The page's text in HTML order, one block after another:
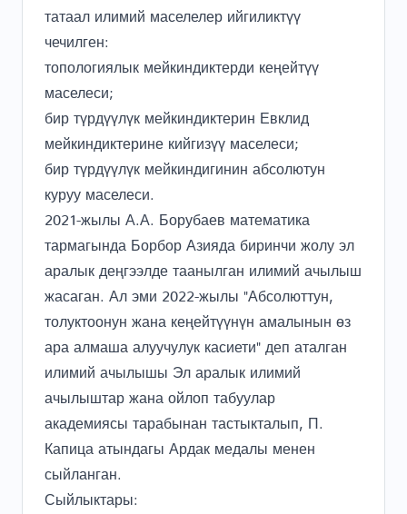
татаал илимий маселелер ийгиликтүү
чечилген:
топологиялык мейкиндиктерди кеңейтүү
маселеси;
бир түрдүүлүк мейкиндиктерин Евклид
мейкиндиктерине кийгизүү маселеси;
бир түрдүүлүк мейкиндигинин абсолютун
куруу маселеси.
2021-жылы А.А. Борубаев математика
тармагында Борбор Азияда биринчи жолу эл
аралык деңгээлде таанылган илимий ачылыш
жасаган. Ал эми 2022-жылы "Абсолюттун,
толуктоонун жана кеңейтүүнүн амалынын өз
ара алмаша алуучулук касиети" деп аталган
илимий ачылышы Эл аралык илимий
ачылыштар жана ойлоп табуулар
академиясы тарабынан тастыкталып, П.
Капица атындагы Ардак медалы менен
сыйланган.
Сыйлыктары: